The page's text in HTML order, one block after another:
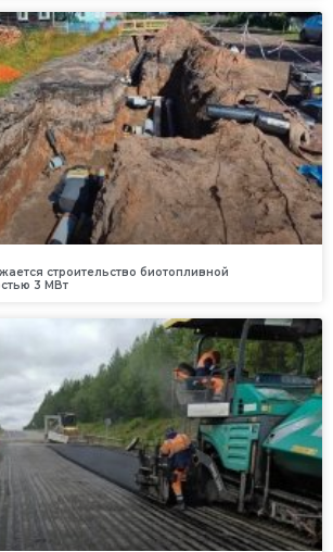
строительство биотопливной
3 МВт